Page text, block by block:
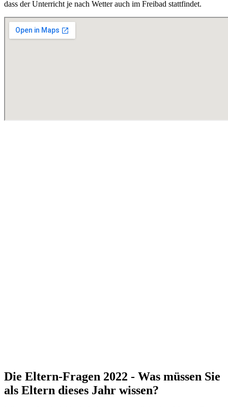
dass der Unterricht je nach Wetter auch im Freibad stattfindet.
Die Eltern-Fragen 2022 - Was müssen Sie
als Eltern dieses Jahr wissen?